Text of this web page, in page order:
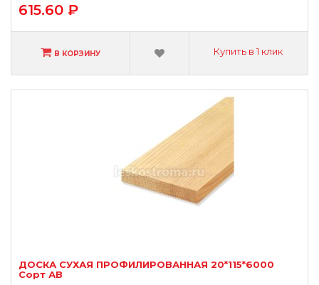
615.60 ₽
В КОРЗИНУ Купить в 1 клик
ДОСКА СУХАЯ ПРОФИЛИРОВАННАЯ 20*115*6000
Сорт АВ